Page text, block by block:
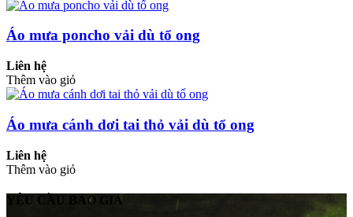
Áo mưa poncho vải dù tổ ong
Liên hệ
Thêm vào giỏ
Áo mưa cánh dơi tai thỏ vải dù tổ ong
Liên hệ
Thêm vào giỏ
YÊU CẦU BÁO GIÁ